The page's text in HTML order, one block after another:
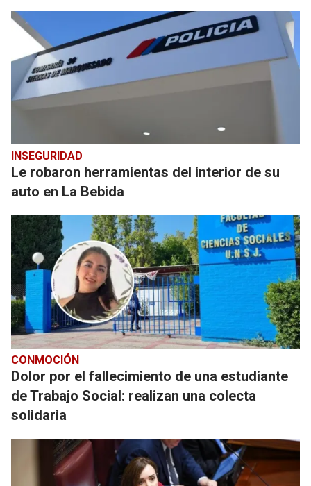
INSEGURIDAD
Le robaron herramientas del interior de su
auto en La Bebida
CONMOCIÓN
Dolor por el fallecimiento de una estudiante
de Trabajo Social: realizan una colecta
solidaria